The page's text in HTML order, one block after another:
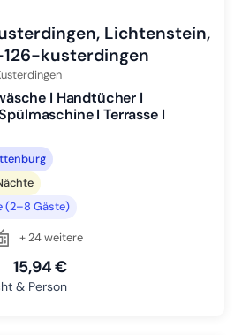
Lichtenstein,
126-kusterdingen
I Handtücher I
I Terrasse I
(2–8 Gäste)
+ 24 weitere
15,94 €
& Person